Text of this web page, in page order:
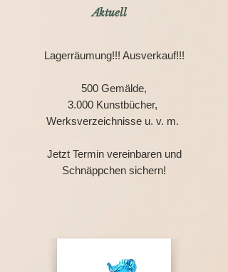
Aktuell
Lagerräumung!!! Ausverkauf!!!
500 Gemälde,
3.000 Kunstbücher,
Werksverzeichnisse u. v. m.
Jetzt Termin vereinbaren und
Schnäppchen sichern!